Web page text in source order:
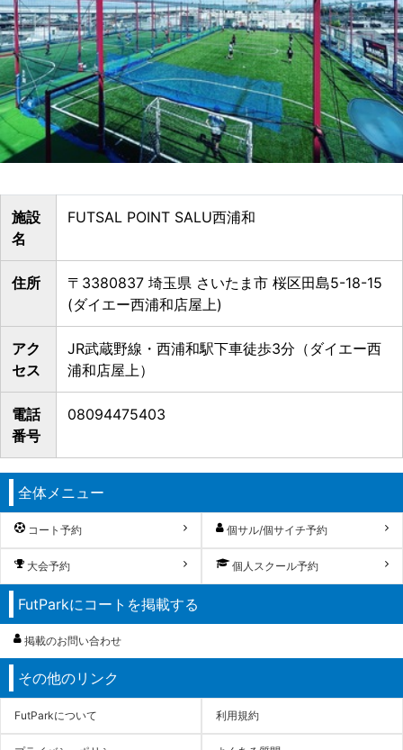
施設
名
FUTSAL POINT SALU西浦和
住所
〒3380837 埼玉県 さいたま市 桜区田島5-18-15
(ダイエー西浦和店屋上)
アク
セス
JR武蔵野線・西浦和駅下車徒歩3分（ダイエー西
浦和店屋上）
電話
番号
08094475403
全体メニュー
コート予約 個サル/個サイチ予約
大会予約 個人スクール予約
FutParkにコートを掲載する
掲載のお問い合わせ
その他のリンク
FutParkについて 利用規約